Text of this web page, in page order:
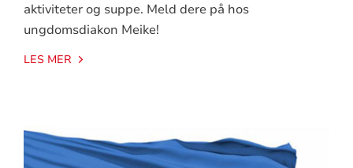
aktiviteter og suppe. Meld dere på hos
ungdomsdiakon Meike!
LES MER